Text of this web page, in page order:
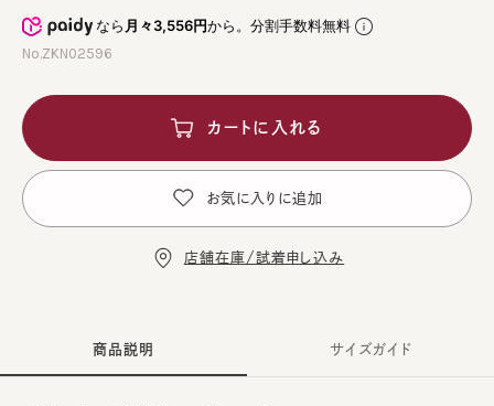
なら月々3,556円から。分割手数料無料
No.ZKN02596
カートに入れる
お気に入りに追加
店舗在庫/試着申し込み
商品説明 サイズガイド